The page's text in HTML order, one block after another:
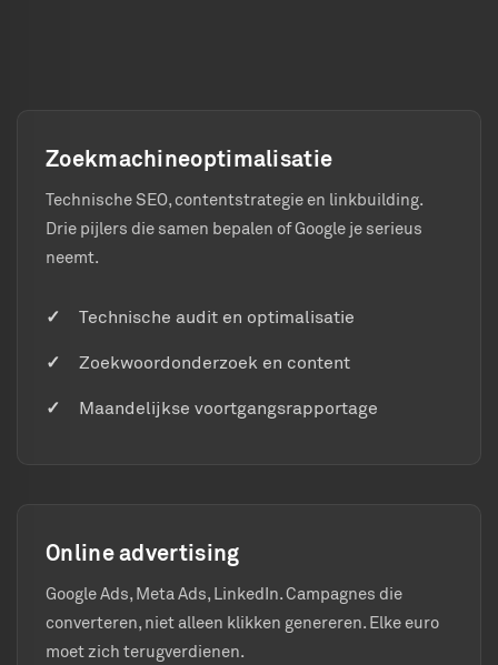
Zoekmachineoptimalisatie
Technische SEO, contentstrategie en linkbuilding.
Drie pijlers die samen bepalen of Google je serieus
neemt.
Technische audit en optimalisatie
Zoekwoordonderzoek en content
Maandelijkse voortgangsrapportage
Online advertising
Google Ads, Meta Ads, LinkedIn. Campagnes die
converteren, niet alleen klikken genereren. Elke euro
moet zich terugverdienen.